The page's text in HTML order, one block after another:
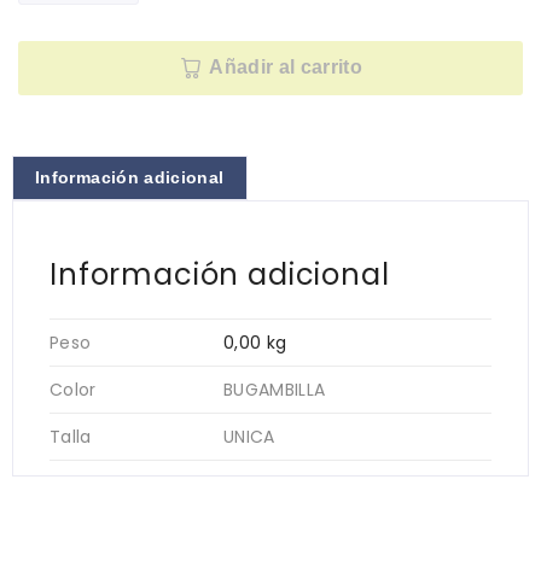
Añadir al carrito
Información adicional
Información adicional
Peso
0,00 kg
Color
BUGAMBILLA
Talla
UNICA